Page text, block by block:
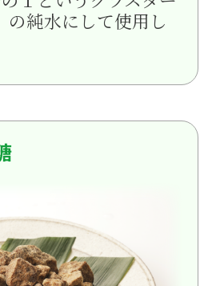
の純水にして使用し